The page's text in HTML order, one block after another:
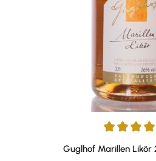
Durchschnittliche Bewertung
Guglhof Marillen Likör